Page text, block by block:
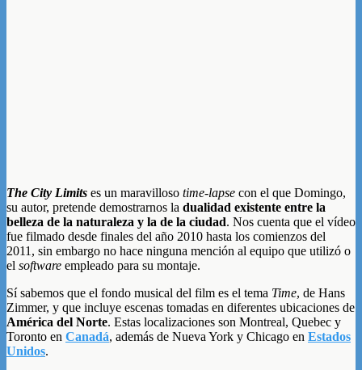
The City Limits es un maravilloso time-lapse con el que Domingo,
su autor, pretende demostrarnos la dualidad existente entre la
belleza de la naturaleza y la de la ciudad. Nos cuenta que el vídeo
fue filmado desde finales del año 2010 hasta los comienzos del
2011, sin embargo no hace ninguna mención al equipo que utilizó o
el software empleado para su montaje.
Sí sabemos que el fondo musical del film es el tema Time, de Hans
Zimmer, y que incluye escenas tomadas en diferentes ubicaciones de
América del Norte. Estas localizaciones son Montreal, Quebec y
Toronto en Canadá, además de Nueva York y Chicago en Estados
Unidos.